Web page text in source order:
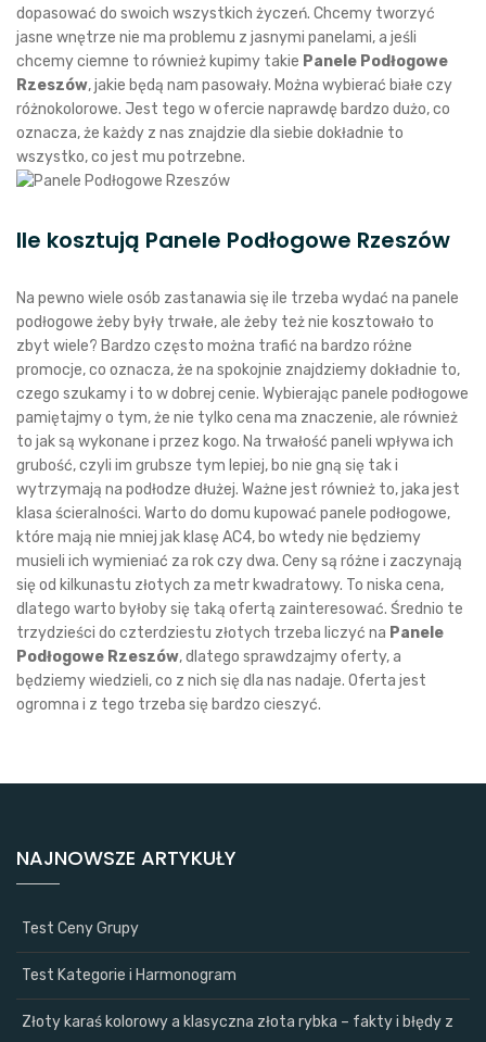
dopasować do swoich wszystkich życzeń. Chcemy tworzyć
jasne wnętrze nie ma problemu z jasnymi panelami, a jeśli
chcemy ciemne to również kupimy takie Panele Podłogowe
Rzeszów, jakie będą nam pasowały. Można wybierać białe czy
różnokolorowe. Jest tego w ofercie naprawdę bardzo dużo, co
oznacza, że każdy z nas znajdzie dla siebie dokładnie to
wszystko, co jest mu potrzebne.
Ile kosztują Panele Podłogowe Rzeszów
Na pewno wiele osób zastanawia się ile trzeba wydać na panele
podłogowe żeby były trwałe, ale żeby też nie kosztowało to
zbyt wiele? Bardzo często można trafić na bardzo różne
promocje, co oznacza, że na spokojnie znajdziemy dokładnie to,
czego szukamy i to w dobrej cenie. Wybierając panele podłogowe
pamiętajmy o tym, że nie tylko cena ma znaczenie, ale również
to jak są wykonane i przez kogo. Na trwałość paneli wpływa ich
grubość, czyli im grubsze tym lepiej, bo nie gną się tak i
wytrzymają na podłodze dłużej. Ważne jest również to, jaka jest
klasa ścieralności. Warto do domu kupować panele podłogowe,
które mają nie mniej jak klasę AC4, bo wtedy nie będziemy
musieli ich wymieniać za rok czy dwa. Ceny są różne i zaczynają
się od kilkunastu złotych za metr kwadratowy. To niska cena,
dlatego warto byłoby się taką ofertą zainteresować. Średnio te
trzydzieści do czterdziestu złotych trzeba liczyć na Panele
Podłogowe Rzeszów, dlatego sprawdzajmy oferty, a
będziemy wiedzieli, co z nich się dla nas nadaje. Oferta jest
ogromna i z tego trzeba się bardzo cieszyć.
NAJNOWSZE ARTYKUŁY
Test Ceny Grupy
Test Kategorie i Harmonogram
Złoty karaś kolorowy a klasyczna złota rybka – fakty i błędy z